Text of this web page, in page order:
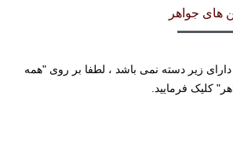
های جواهر
زیر دسته نمی باشد ، لطفا بر روی "همه
کلیک فرمایید.